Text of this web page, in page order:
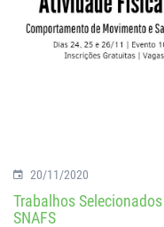
20/11/2020
Trabalhos
SNAFS